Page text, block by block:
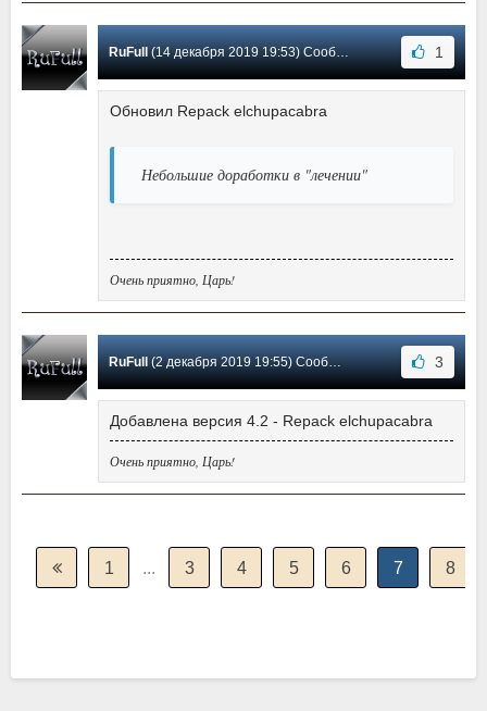
RuFull(14 декабря 2019 19:53) Сообщение #113 1
Обновил Repack elchupacabra
Небольшие доработки в "лечении"
Очень приятно, Царь!
RuFull(2 декабря 2019 19:55) Сообщение #112 3
Добавлена версия 4.2 - Repack elchupacabra
Очень приятно, Царь!
1 ... 3 4 5 6 7 8